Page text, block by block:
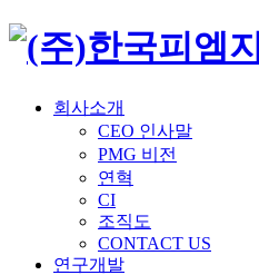
회사소개
CEO 인사말
PMG 비전
연혁
CI
조직도
CONTACT US
연구개발